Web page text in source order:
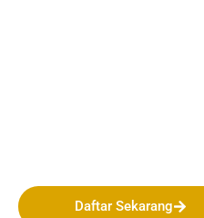
Daftar Sekarang